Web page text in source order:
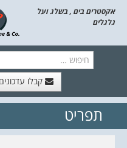
אקסטרים בים , בשלג ועל
גלגלים
קבלו
// הצטרף
לשלוח לך
תפריט
דלג לתוכן